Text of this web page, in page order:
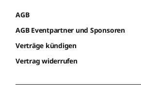
AGB
AGB Eventpartner und Sponsoren
Verträge kündigen
Vertrag widerrufen